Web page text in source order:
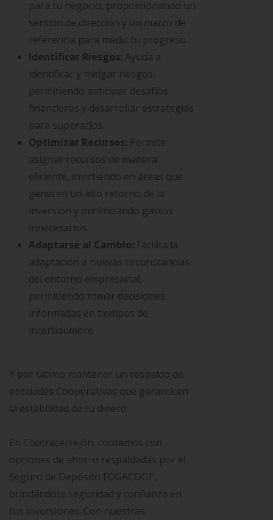
para tu negocio, proporcionando un
sentido de dirección y un marco de
referencia para medir tu progreso.
Identificar Riesgos: Ayuda a
identificar y mitigar riesgos,
permitiendo anticipar desafíos
financieros y desarrollar estrategias
para superarlos.
Optimizar Recursos: Permite
asignar recursos de manera
eficiente, invirtiendo en áreas que
generen un alto retorno de la
inversión y minimizando gastos
innecesarios.
Adaptarse al Cambio: Facilita la
adaptación a nuevas circunstancias
del entorno empresarial,
permitiendo tomar decisiones
informadas en tiempos de
incertidumbre.
Y por último mantener un respaldo de
entidades Cooperativas que garanticen
la estabilidad de tu dinero.
En Cootracerrejón, contamos con
opciones de ahorro respaldadas por el
Seguro de Depósito FOGACOOP,
brindándote seguridad y confianza en
tus inversiones. Con nuestras